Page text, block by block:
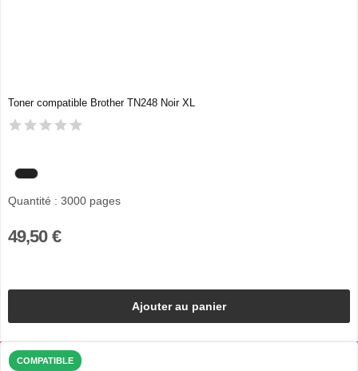
Toner compatible Brother TN248 Noir XL
Quantité : 3000 pages
49,50 €
Ajouter au panier
COMPATIBLE